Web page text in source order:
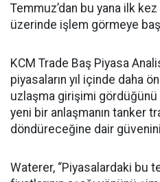
Temmuz’dan bu yana ilk
üzerinde işlem görmeye
KCM Trade Baş Piyasa
piyasaların yıl içinde daha
uzlaşma girişimi gördüğünü
yeni bir anlaşmanın tanker
döndüreceğine dair
Waterer, “Piyasalardaki bu